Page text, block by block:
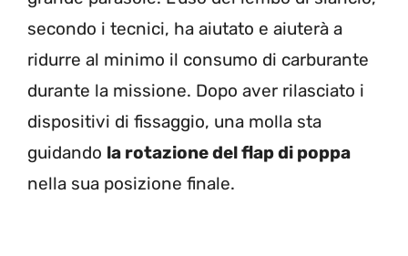
secondo i tecnici, ha aiutato e aiuterà a
ridurre al minimo il consumo di carburante
durante la missione. Dopo aver rilasciato i
dispositivi di fissaggio, una molla sta
guidando la rotazione del flap di poppa
nella sua posizione finale.